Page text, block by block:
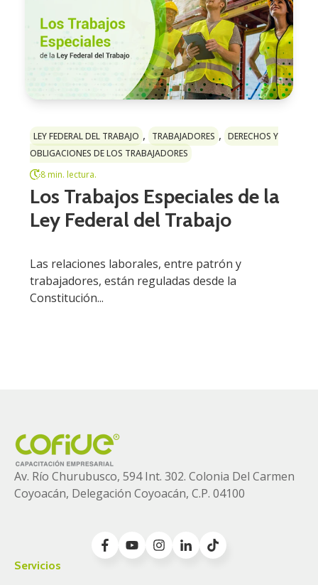
LEY FEDERAL DEL TRABAJO , TRABAJADORES , DERECHOS Y
OBLIGACIONES DE LOS TRABAJADORES
8 min. lectura.
Los Trabajos Especiales de la
Ley Federal del Trabajo
Las relaciones laborales, entre patrón y
trabajadores, están reguladas desde la
Constitución...
Av. Río Churubusco, 594 Int. 302. Colonia Del Carmen
Coyoacán, Delegación Coyoacán, C.P. 04100
Servicios